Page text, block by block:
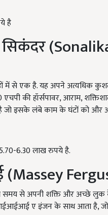
है
में से एक है. यह अपने अत्यधिक
की हॉर्सपावर, आराम,
जो इसके लंबे काम के घंटों को और
6.30 लाख रुपये है.
से अपनी शक्ति और अच्छे लुक
ए इंजन के साथ आता है,